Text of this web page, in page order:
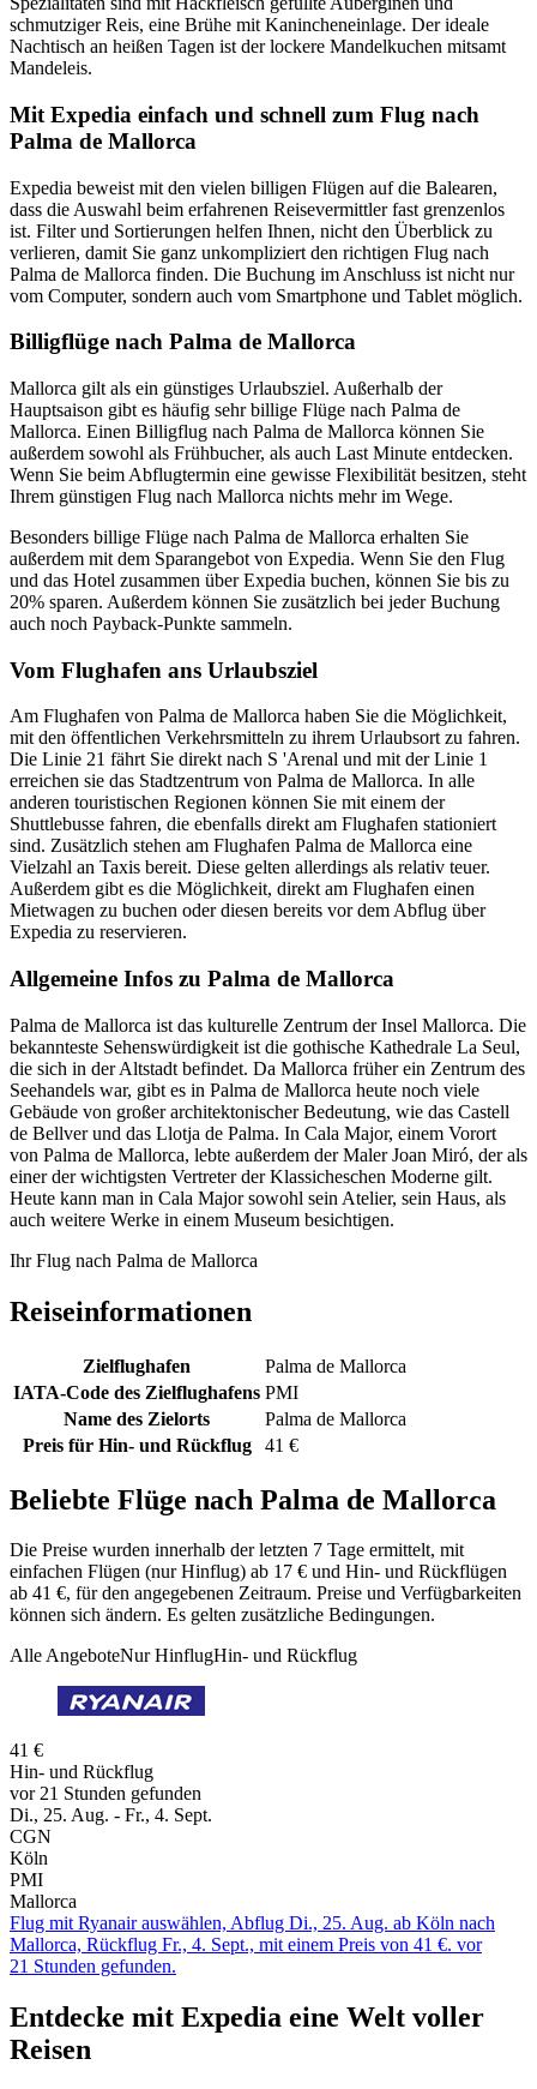
schmutziger Reis, eine Brühe mit Kanincheneinlage. Der ideale
Nachtisch an heißen Tagen ist der lockere Mandelkuchen mitsamt
Mandeleis.
Mit Expedia einfach und schnell zum Flug nach
Palma de Mallorca
Expedia beweist mit den vielen billigen Flügen auf die Balearen,
dass die Auswahl beim erfahrenen Reisevermittler fast grenzenlos
ist. Filter und Sortierungen helfen Ihnen, nicht den Überblick zu
verlieren, damit Sie ganz unkompliziert den richtigen Flug nach
Palma de Mallorca finden. Die Buchung im Anschluss ist nicht nur
vom Computer, sondern auch vom Smartphone und Tablet möglich.
Billigflüge nach Palma de Mallorca
Mallorca gilt als ein günstiges Urlaubsziel. Außerhalb der
Hauptsaison gibt es häufig sehr billige Flüge nach Palma de
Mallorca. Einen Billigflug nach Palma de Mallorca können Sie
außerdem sowohl als Frühbucher, als auch Last Minute entdecken.
Wenn Sie beim Abflugtermin eine gewisse Flexibilität besitzen, steht
Ihrem günstigen Flug nach Mallorca nichts mehr im Wege.
Besonders billige Flüge nach Palma de Mallorca erhalten Sie
außerdem mit dem Sparangebot von Expedia. Wenn Sie den Flug
und das Hotel zusammen über Expedia buchen, können Sie bis zu
20% sparen. Außerdem können Sie zusätzlich bei jeder Buchung
auch noch Payback-Punkte sammeln.
Vom Flughafen ans Urlaubsziel
Am Flughafen von Palma de Mallorca haben Sie die Möglichkeit,
mit den öffentlichen Verkehrsmitteln zu ihrem Urlaubsort zu fahren.
Die Linie 21 fährt Sie direkt nach S 'Arenal und mit der Linie 1
erreichen sie das Stadtzentrum von Palma de Mallorca. In alle
anderen touristischen Regionen können Sie mit einem der
Shuttlebusse fahren, die ebenfalls direkt am Flughafen stationiert
sind. Zusätzlich stehen am Flughafen Palma de Mallorca eine
Vielzahl an Taxis bereit. Diese gelten allerdings als relativ teuer.
Außerdem gibt es die Möglichkeit, direkt am Flughafen einen
Mietwagen zu buchen oder diesen bereits vor dem Abflug über
Expedia zu reservieren.
Allgemeine Infos zu Palma de Mallorca
Palma de Mallorca ist das kulturelle Zentrum der Insel Mallorca. Die
bekannteste Sehenswürdigkeit ist die gothische Kathedrale La Seul,
die sich in der Altstadt befindet. Da Mallorca früher ein Zentrum des
Seehandels war, gibt es in Palma de Mallorca heute noch viele
Gebäude von großer architektonischer Bedeutung, wie das Castell
de Bellver und das Llotja de Palma. In Cala Major, einem Vorort
von Palma de Mallorca, lebte außerdem der Maler Joan Miró, der als
einer der wichtigsten Vertreter der Klassicheschen Moderne gilt.
Heute kann man in Cala Major sowohl sein Atelier, sein Haus, als
auch weitere Werke in einem Museum besichtigen.
Ihr Flug nach Palma de Mallorca
Reiseinformationen
Zielflughafen
Palma de Mallorca
IATA-Code des Zielflughafens PMI
Name des Zielorts
Palma de Mallorca
Preis für Hin- und Rückflug
41 €
Beliebte Flüge nach Palma de Mallorca
Die Preise wurden innerhalb der letzten 7 Tage ermittelt, mit
einfachen Flügen (nur Hinflug) ab 17 € und Hin- und Rückflügen
ab 41 €, für den angegebenen Zeitraum. Preise und Verfügbarkeiten
können sich ändern. Es gelten zusätzliche Bedingungen.
Alle AngeboteNur HinflugHin- und Rückflug
41 €
Hin- und Rückflug
vor 21 Stunden gefunden
Di., 25. Aug. - Fr., 4. Sept.
CGN
Köln
PMI
Mallorca
Flug mit Ryanair auswählen, Abflug Di., 25. Aug. ab Köln nach
Mallorca, Rückflug Fr., 4. Sept., mit einem Preis von 41 €. vor
21 Stunden gefunden.
Entdecke mit Expedia eine Welt voller
Reisen